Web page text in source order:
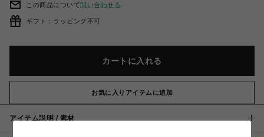
この商品について問い合わせる
ギフト：ラッピング不可
カートに入れる
お気に入りアイテムに追加
アイテム説明 / 素材